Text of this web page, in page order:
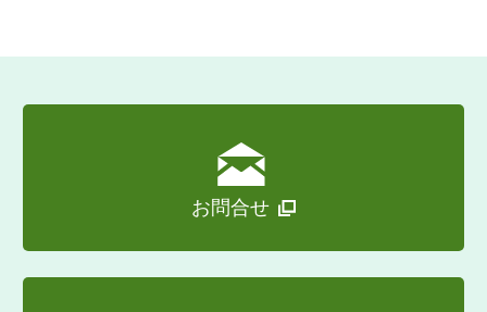
お問合せ